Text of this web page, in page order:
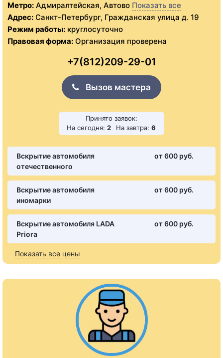
Метро: Адмиралтейская, Автово Показать все
Адрес: Санкт-Петербург, Гражданская улица д. 19
Режим работы: круглосуточно
Правовая форма: Организация проверена
+7(812)209-29-01
Вызов мастера
Принято заявок:
На сегодня: 2 На завтра: 6
Вскрытие автомобиля
отечественного
от 600 pуб.
Вскрытие автомобиля
иномарки
от 600 pуб.
Вскрытие автомобиля LADA
Priora
от 600 pуб.
Показать все цены